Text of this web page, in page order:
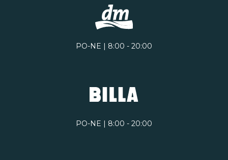
PO-NE | 8:00 - 20:00
PO-NE | 8:00 - 20:00